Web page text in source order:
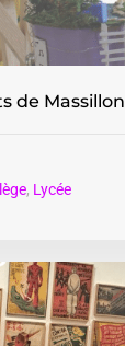
de Massillon
, Lycée